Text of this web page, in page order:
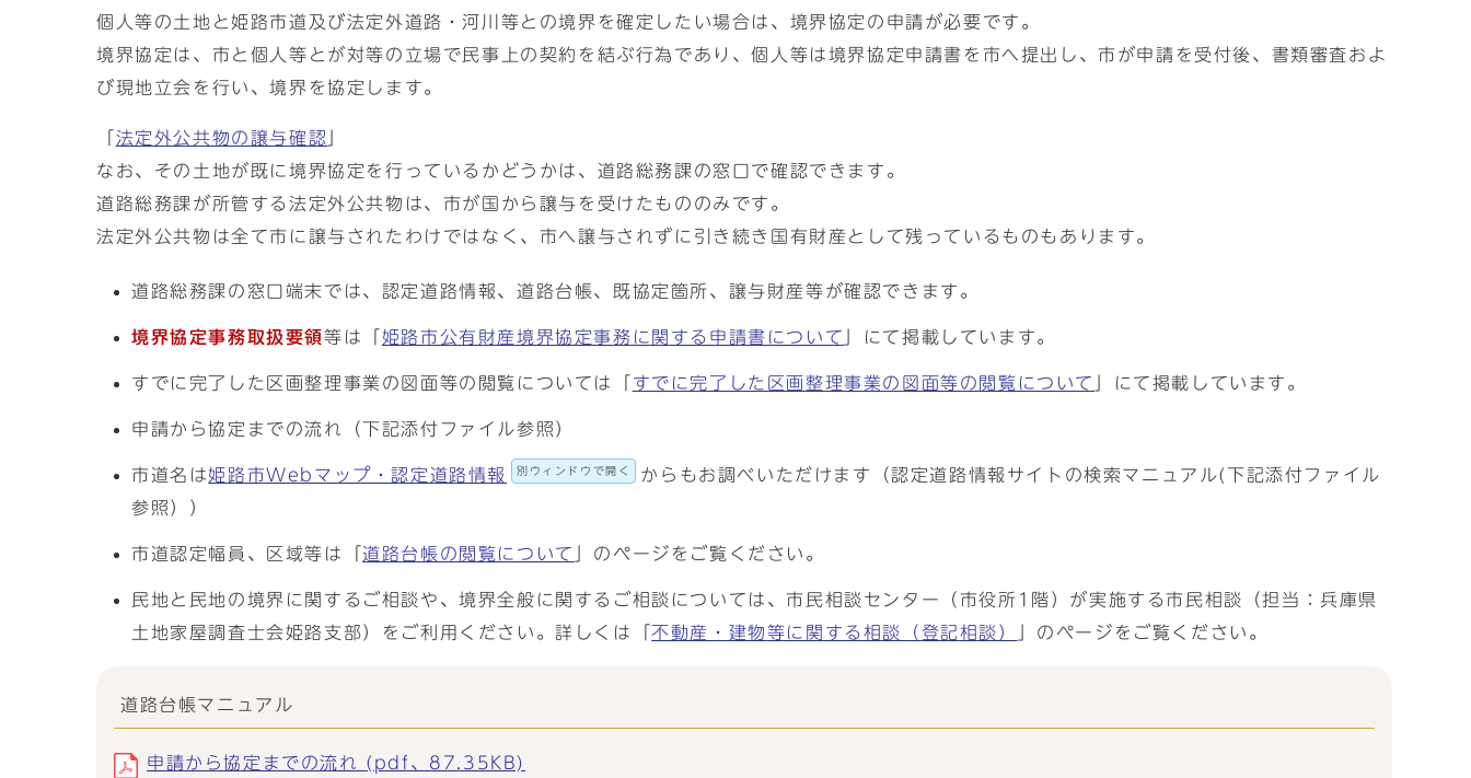
個人等の土地と姫路市道及び法定外道路・河川等との境界を確定したい場合は、境界協定の申請が必要です。
境界協定は、市と個人等とが対等の立場で民事上の契約を結ぶ行為であり、個人等は境界協定申請書を市へ提出し、市が申請を受付後、書類審査およ
び現地立会を行い、境界を協定します。
法定外公共物の譲与確認
なお、その土地が既に境界協定を行っているかどうかは、道路総務課の窓口で確認できます。
道路総務課が所管する法定外公共物は、市が国から譲与を受けたもののみです。
法定外公共物は全て市に譲与されたわけではなく、市へ譲与されずに引き続き国有財産として残っているものもあります。
道路総務課の窓口端末では、認定道路情報、道路台帳、既協定箇所、譲与財産等が確認できます。
境界協定事務取扱要領等は「 姫路市公有財産境界協定事務に関する申請書について 」にて掲載しています。
すでに完了した区画整理事業の図面等の閲覧については「 すでに完了した区画整理事業の図面等の閲覧について 」にて掲載しています。
申請から協定までの流れ（下記添付ファイル参照）
市道名は姫路市Webマップ・認定道路情報 別ウィンドウで開く
からもお調べいただけます（認定道路情報サイトの検索マニュアル(下記添付ファイル
参照））
市道認定幅員、区域等は「道路台帳の閲覧について 」のページをご覧ください。
民地と民地の境界に関するご相談や、境界全般に関するご相談については、市民相談センター（市役所1階）が実施する市民相談（担当：兵庫県
土地家屋調査士会姫路支部）をご利用ください。詳しくは「不動産・建物等に関する相談（登記相談） 」のページをご覧ください。
道路台帳マニュアル
申請から協定までの流れ (pdf、87.35KB)